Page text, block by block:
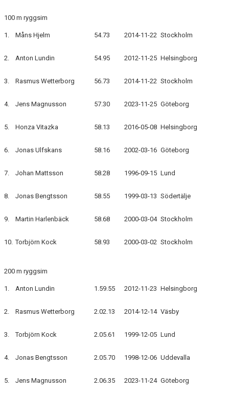
100 m ryggsim
1. Måns Hjelm 54.73 2014-11-22 Stockholm
2. Anton Lundin 54.95 2012-11-25 Helsingborg
3. Rasmus Wetterborg 56.73 2014-11-22 Stockholm
4. Jens Magnusson 57.30 2023-11-25 Göteborg
5. Honza Vitazka 58.13 2016-05-08 Helsingborg
6. Jonas Ulfskans 58.16 2002-03-16 Göteborg
7. Johan Mattsson 58.28 1996-09-15 Lund
8. Jonas Bengtsson 58.55 1999-03-13 Södertälje
9. Martin Harlenbäck 58.68 2000-03-04 Stockholm
10. Torbjörn Kock 58.93 2000-03-02 Stockholm
200 m ryggsim
1. Anton Lundin 1.59.55 2012-11-23 Helsingborg
2. Rasmus Wetterborg 2.02.13 2014-12-14 Väsby
3. Torbjörn Kock 2.05.61 1999-12-05 Lund
4. Jonas Bengtsson 2.05.70 1998-12-06 Uddevalla
5. Jens Magnusson 2.06.35 2023-11-24 Göteborg